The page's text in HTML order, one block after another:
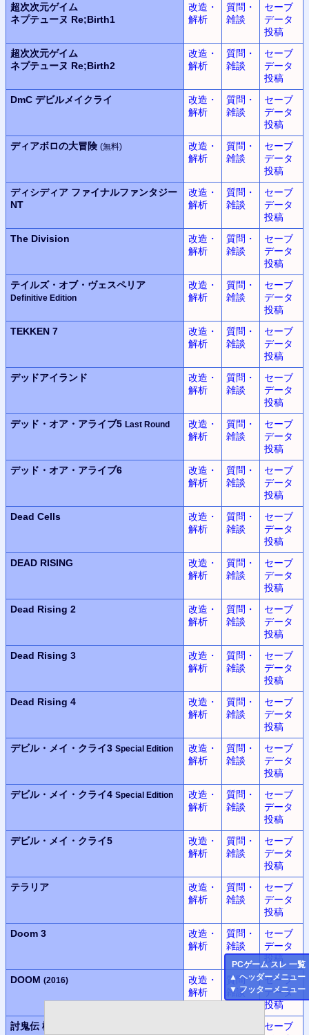
PCゲーム スレ 一覧
▲ ヘッダーメニュー
▼ フッターメニュー
超次次元ゲイム
ネプテューヌ Re;Birth1
改造・
解析
質問・
雑談
セーブ
データ
投稿
超次次元ゲイム
ネプテューヌ Re;Birth2
改造・
解析
質問・
雑談
セーブ
データ
投稿
DmC デビルメイクライ
改造・
解析
質問・
雑談
セーブ
データ
投稿
ディアボロの大冒険 (無料)
改造・
解析
質問・
雑談
セーブ
データ
投稿
ディシディア ファイナルファンタジー
NT
改造・
解析
質問・
雑談
セーブ
データ
投稿
The Division
改造・
解析
質問・
雑談
セーブ
データ
投稿
テイルズ・オブ・ヴェスペリア
Definitive Edition
改造・
解析
質問・
雑談
セーブ
データ
投稿
TEKKEN 7
改造・
解析
質問・
雑談
セーブ
データ
投稿
デッドアイランド
改造・
解析
質問・
雑談
セーブ
データ
投稿
デッド・オア・アライブ5 Last Round
改造・
解析
質問・
雑談
セーブ
データ
投稿
デッド・オア・アライブ6
改造・
解析
質問・
雑談
セーブ
データ
投稿
Dead Cells
改造・
解析
質問・
雑談
セーブ
データ
投稿
DEAD RISING
改造・
解析
質問・
雑談
セーブ
データ
投稿
Dead Rising 2
改造・
解析
質問・
雑談
セーブ
データ
投稿
Dead Rising 3
改造・
解析
質問・
雑談
セーブ
データ
投稿
Dead Rising 4
改造・
解析
質問・
雑談
セーブ
データ
投稿
デビル・メイ・クライ3 Special Edition
改造・
解析
質問・
雑談
セーブ
データ
投稿
デビル・メイ・クライ4 Special Edition
改造・
解析
質問・
雑談
セーブ
データ
投稿
デビル・メイ・クライ5
改造・
解析
質問・
雑談
セーブ
データ
投稿
テラリア
改造・
解析
質問・
雑談
セーブ
データ
投稿
Doom 3
改造・
解析
質問・
雑談
セーブ
データ
投稿
DOOM (2016)
改造・
解析
質問・
雑談
セーブ
データ
投稿
討鬼伝 極
セーブ